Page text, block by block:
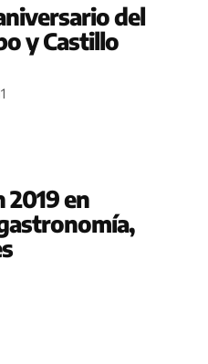
del
y Castillo
2019 en